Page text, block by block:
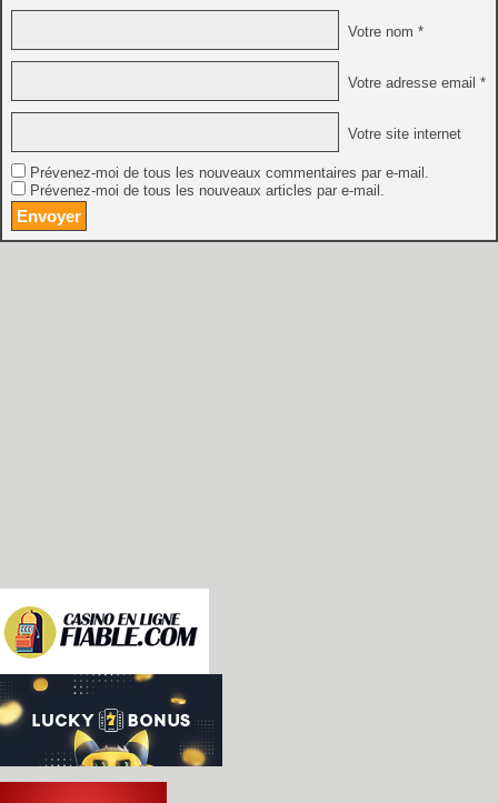
Votre nom *
Votre adresse email *
Votre site internet
Prévenez-moi de tous les nouveaux commentaires par e-mail.
Prévenez-moi de tous les nouveaux articles par e-mail.